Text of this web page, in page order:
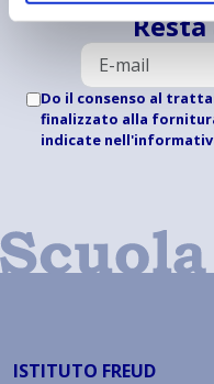
Do il consenso al
finalizzato alla
indicate
ISTITUTO FREUD